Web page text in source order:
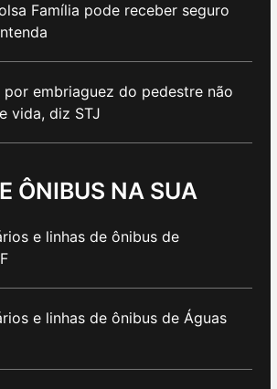
Família pode receber seguro
por embriaguez do pedestre não
vida, diz STJ
ÔNIBUS NA SUA
e linhas de ônibus de
e linhas de ônibus de Águas